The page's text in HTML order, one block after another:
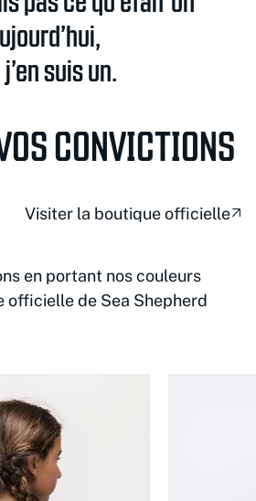
suis un.
CONVICTIONS
Visiter la boutique officielle
en portant nos couleurs
officielle de Sea Shepherd